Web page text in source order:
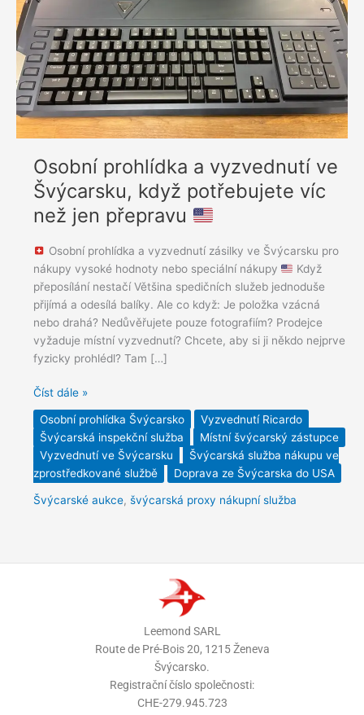
Osobní prohlídka a vyzvednutí ve
Švýcarsku, když potřebujete víc
než jen přepravu
Osobní prohlídka a vyzvednutí zásilky ve Švýcarsku pro
nákupy vysoké hodnoty nebo speciální nákupy
Když
přeposílání nestačí Většina spedičních služeb jednoduše
přijímá a odesílá balíky. Ale co když: Je položka vzácná
nebo drahá? Nedůvěřujete pouze fotografiím? Prodejce
vyžaduje místní vyzvednutí? Chcete, aby si ji někdo nejprve
fyzicky prohlédl? Tam […]
když
potřebujete
víc
než
jen
přepravu
Číst dále »
Osobní prohlídka Švýcarsko
Vyzvednutí Ricardo
Švýcarská inspekční služba
Místní švýcarský zástupce
Vyzvednutí ve Švýcarsku
Švýcarská služba nákupu ve
zprostředkované službě
Doprava ze Švýcarska do USA
Švýcarské aukce, švýcarská proxy nákupní služba
Leemond SARL
Route de Pré-Bois 20, 1215 Ženeva
Švýcarsko.
Registrační číslo společnosti:
CHE-279.945.723